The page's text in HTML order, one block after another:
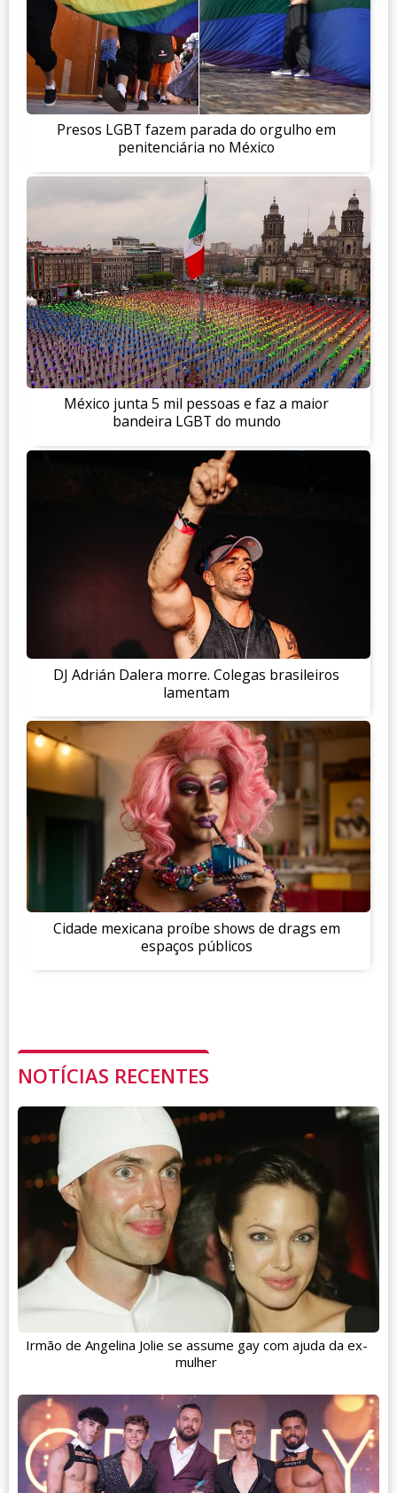
Presos LGBT fazem parada do orgulho em
penitenciária no México
México junta 5 mil pessoas e faz a maior
bandeira LGBT do mundo
DJ Adrián Dalera morre. Colegas brasileiros
lamentam
Cidade mexicana proíbe shows de drags em
espaços públicos
NOTÍCIAS RECENTES
Irmão de Angelina Jolie se assume gay com ajuda da ex-
mulher